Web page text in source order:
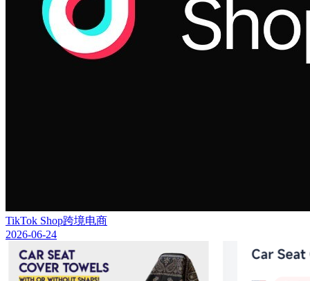
TikTok Shop跨境电商
2026-06-24